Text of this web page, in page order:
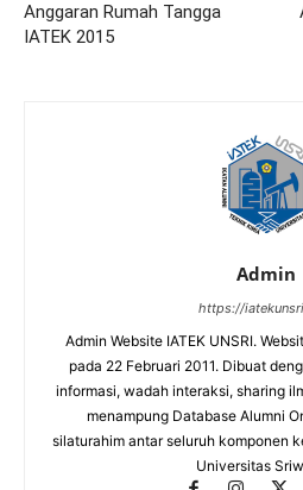
Anggaran Rumah Tangga
IATEK 2015
Admin
https://
Admin Website IATEK UNSRI.
pada 22 Februari 2011. Dibuat
informasi, wadah interaksi, sharing
menampung Database Alumni
silaturahim antar seluruh komponen
Universitas